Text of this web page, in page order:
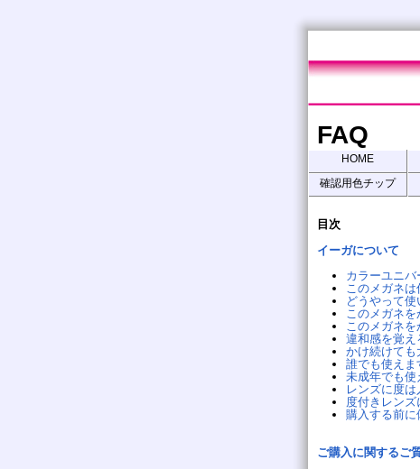
FAQ
HOME
確認用色チップ
目次
イーガについて
カラーユニバ
このメガネ
どうやって使
このメガネ
このメガネ
違和感を覚え
かけ続けても
誰でも使えま
未成年でも使
レンズに度は
度付きレン
購入する前に
ご購入に関するご